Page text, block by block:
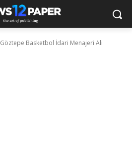
Göztepe Basketbol İdari Menajeri Ali